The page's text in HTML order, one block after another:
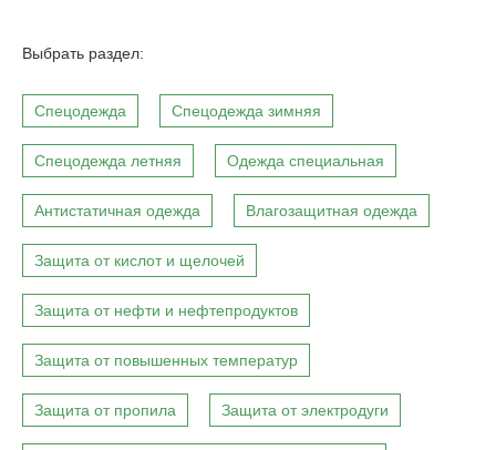
Выбрать раздел:
Спецодежда Спецодежда зимняя
Спецодежда летняя Одежда специальная
Антистатичная одежда Влагозащитная одежда
Защита от кислот и щелочей
Защита от нефти и нефтепродуктов
Защита от повышенных температур
Защита от пропила Защита от электродуги